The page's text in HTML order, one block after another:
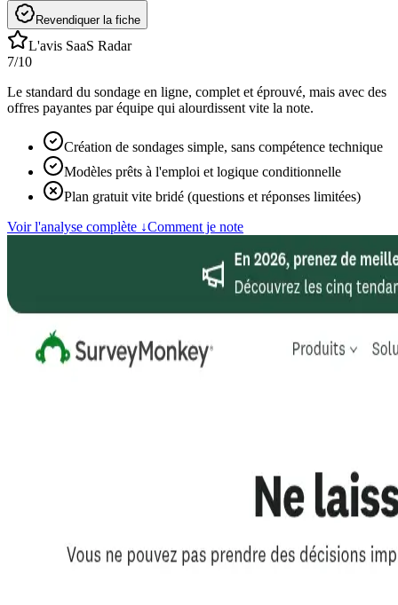
Revendiquer la fiche
L'avis SaaS Radar
7/10
Le standard du sondage en ligne, complet et éprouvé, mais avec des
offres payantes par équipe qui alourdissent vite la note.
Création de sondages simple, sans compétence technique
Modèles prêts à l'emploi et logique conditionnelle
Plan gratuit vite bridé (questions et réponses limitées)
Voir l'analyse complète ↓Comment je note